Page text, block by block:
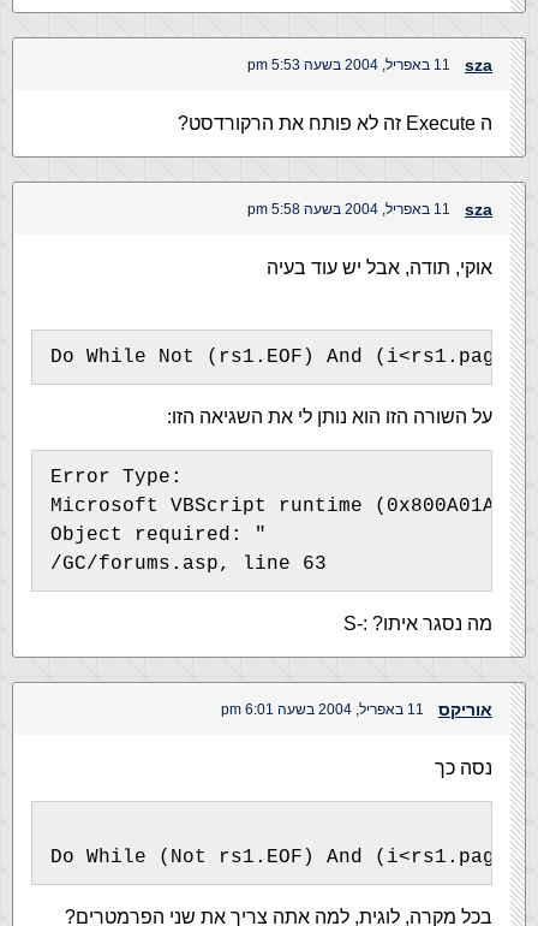
sza 11 באפריל, 2004 בשעה 5:53 pm
ה Execute זה לא פותח את הרקורדסט?
sza 11 באפריל, 2004 בשעה 5:58 pm
אוקי, תודה, אבל יש עוד בעיה
Do While Not (rs1.EOF) And
על השורה הזו הוא נותן לי את השגיאה הזו:
Error Type:
Microsoft VBScript runtime (0x800A01A8)
Object required: "
/GC/forums.asp, line 63
מה נסגר איתו? :-S
אוריקס 11 באפריל, 2004 בשעה 6:01 pm
נסה כך
Do While (Not rs1.EOF) And
בכל מקרה, לוגית, למה אתה צריך את שני הפרמטרים?